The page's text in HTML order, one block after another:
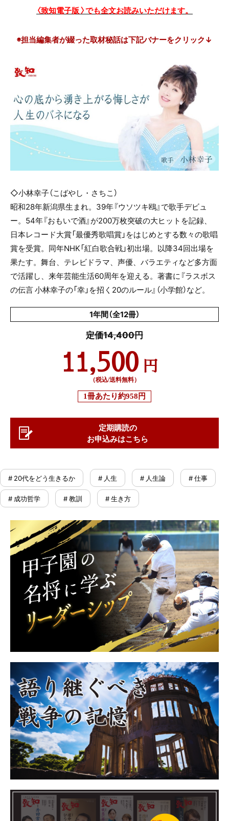
〈致知電子版 〉でも全文お読みいただけます。
◉担当編集者が綴った取材秘話は下記バナーをクリック↓
◇小林幸子（こばやし・さちこ）
昭和28年新潟県生まれ。39年『ウソツキ鴎』で歌手デビュ
ー。54年『おもいで酒』が200万枚突破の大ヒットを記録、
日本レコード大賞「最優秀歌唱賞」をはじめとする数々の歌唱
賞を受賞。同年NHK「紅白歌合戦」初出場。以降34回出場を
果たす。舞台、テレビドラマ、声優、バラエティなど多方面
で活躍し、来年芸能生活60周年を迎える。著書に『ラスボス
の伝言 小林幸子の「幸」を招く20のルール』（小学館）など。
1年間（全12冊）
定価14,400円
11,500 円
（税込/送料無料）
1冊あたり約958円
定期購読の
お申込みはこちら
# 20代をどう生きるか # 人生 # 人生論 # 仕事
# 成功哲学 # 教訓 # 生き方